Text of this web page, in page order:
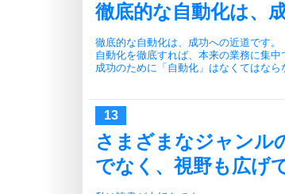
徹底的な自動化は、
徹底的な自動化は、成功への近道です。
自動化を徹底すれば、本来の業務に集中
成功のために「自動化」はなくてはなら
さまざまなジャンル
でなく、視野も広げ